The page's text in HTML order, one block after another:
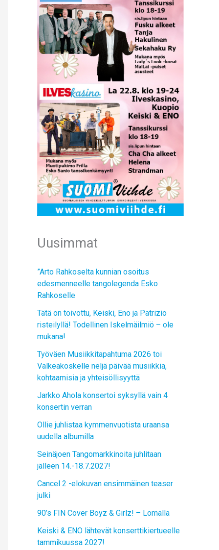
Uusimmat
”Arto Rahkoselta kunnian osoitus
edesmenneelle tangolegenda Esko
Rahkoselle
Tätä on toivottu, Keiski, Eno ja Patrizio
risteilyllä! Todellinen Iskelmäilmiö – ole
mukana!
Työväen Musiikkitapahtuma 2026 toi
Valkeakoskelle neljä päivää musiikkia,
kohtaamisia ja yhteisöllisyyttä
Jarkko Ahola konsertoi syksyllä vain 4
konsertin verran
Ollie juhlistaa kymmenvuotista uraansa
uudella albumilla
Seinäjoen Tangomarkkinoita juhlitaan
jälleen 14.-18.7.2027!
Cancel 2 -elokuvan ensimmäinen teaser
julki
90’s FIN Cover Boyz & Girlz! – Lomalla
Keiski & ENO lähtevät konserttikiertueelle
tammikuussa 2027!